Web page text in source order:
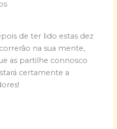
de ter lido estas dez
na sua mente,
as partilhe connosco
certamente a